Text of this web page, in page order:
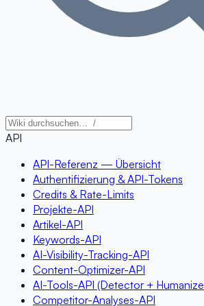
API
API-Referenz — Übersicht
Authentifizierung & API-Tokens
Credits & Rate-Limits
Projekte-API
Artikel-API
Keywords-API
AI-Visibility-Tracking-API
Content-Optimizer-API
AI-Tools-API (Detector +
Competitor-Analyses-API